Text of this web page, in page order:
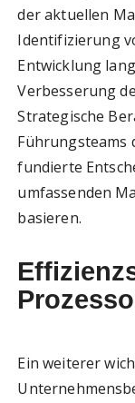
der aktuellen
Identifizierung
Entwicklung
Verbesserung
Strategische
Führungsteams
fundierte
umfassenden
basieren.
Ein weiterer